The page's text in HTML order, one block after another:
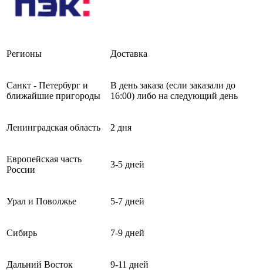
Регионы Доставка
Санкт - Петербург и
ближайшие пригороды
В день заказа (если заказали до
16:00) либо на следующий день
Ленинградская область 2 дня
Европейская часть
России
3-5 дней
Урал и Поволжье 5-7 дней
Сибирь 7-9 дней
Дальний Восток 9-11 дней